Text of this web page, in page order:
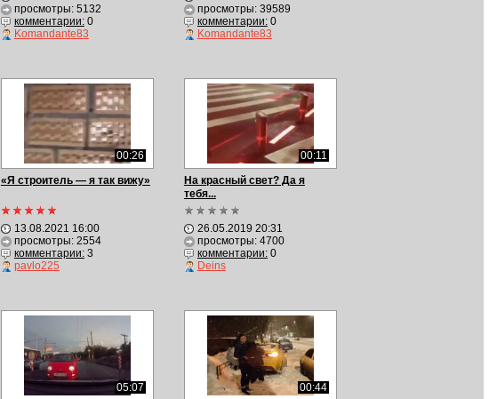
просмотры: 5132
комментарии:0
Komandante83
просмотры: 39589
комментарии:0
Komandante83
00:26
«Я строитель — я так вижу»
13.08.2021 16:00
просмотры: 2554
комментарии:3
pavlo225
00:11
На красный свет? Да я
тебя...
26.05.2019 20:31
просмотры: 4700
комментарии:0
Deins
05:07
00:44